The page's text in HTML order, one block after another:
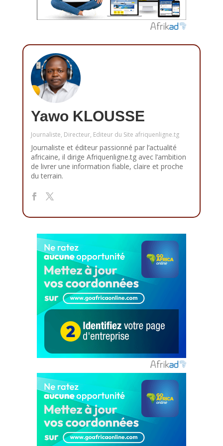
Yawo KLOUSSE
Journaliste, Directeur, Editeur du Site afriquenligne.tg
Journaliste et éditeur passionné par l’actualité
africaine, il dirige Afriquenligne.tg avec l’ambition
de livrer une information fiable, claire et proche
du terrain.